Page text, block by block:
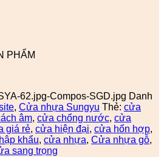
PHẨM
62.jpg-Compos-SGD.jpg Danh
, Cửa nhựa Sungyu Thẻ: cửa
âm, cửa chống nước, cửa
giá rẻ, cửa hiện đại, cửa hổn hợp,
khẩu, cửa nhựa, Cửa nhựa gỗ,
sang trọng